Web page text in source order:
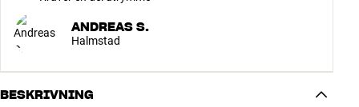
ANDREAS S.
Halmstad
BESKRIVNING